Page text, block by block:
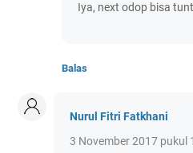
Iya, next odop bisa
Balas
Nurul Fitri Fatkhani
3 November 2017 pukul